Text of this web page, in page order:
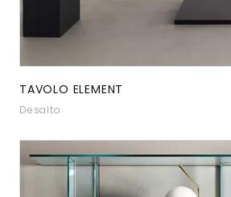
TAVOLO ELEMENT
Desalto